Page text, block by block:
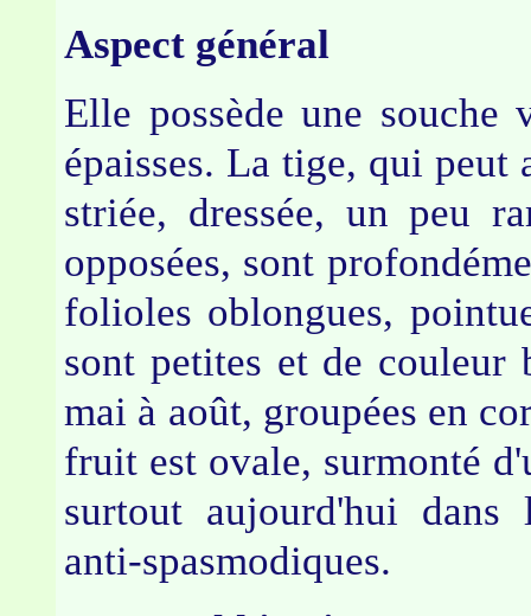
Aspect général
Elle possède une souche
épaisses. La tige, qui
striée, dressée, un peu
opposées, sont
folioles oblongues,
sont petites et de couleur
mai à août, groupées en
fruit est ovale, surmonté
surtout aujourd'hui dans
anti-spasmodiques.